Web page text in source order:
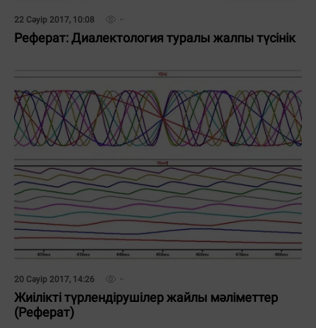
22 Сәуір 2017, 10:08
Реферат: Диалектология туралы жалпы түсінік
20 Сәуір 2017, 14:26
Жиілікті түрлендірушілер жайлы мәліметтер
(Реферат)